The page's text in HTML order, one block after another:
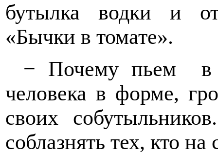
бутылка водки и
«Бычки в томате».
− Почему пьем
в
человека в форме,
своих
соблазнять тех, кто на